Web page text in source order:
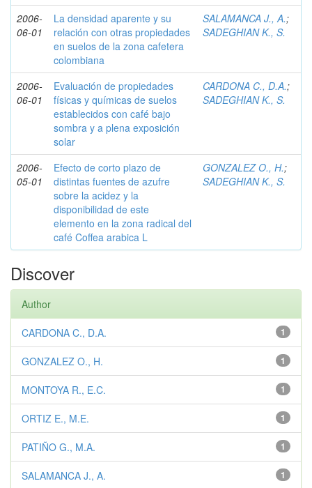
2006-
06-01
La densidad aparente y su
relación con otras propiedades
en suelos de la zona cafetera
colombiana
SALAMANCA J., A.;
SADEGHIAN K., S.
2006-
06-01
Evaluación de propiedades
físicas y químicas de suelos
establecidos con café bajo
sombra y a plena exposición
solar
CARDONA C., D.A.;
SADEGHIAN K., S.
2006-
05-01
Efecto de corto plazo de
distintas fuentes de azufre
sobre la acidez y la
disponibilidad de este
elemento en la zona radical del
café Coffea arabica L
GONZALEZ O., H.;
SADEGHIAN K., S.
Discover
Author
1
CARDONA C., D.A.
1
GONZALEZ O., H.
1
MONTOYA R., E.C.
1
ORTIZ E., M.E.
1
PATIÑO G., M.A.
1
SALAMANCA J., A.